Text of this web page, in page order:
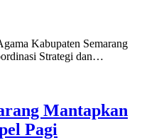
Kabupaten Semarang
Strategi dan…
Mantapkan
Pagi